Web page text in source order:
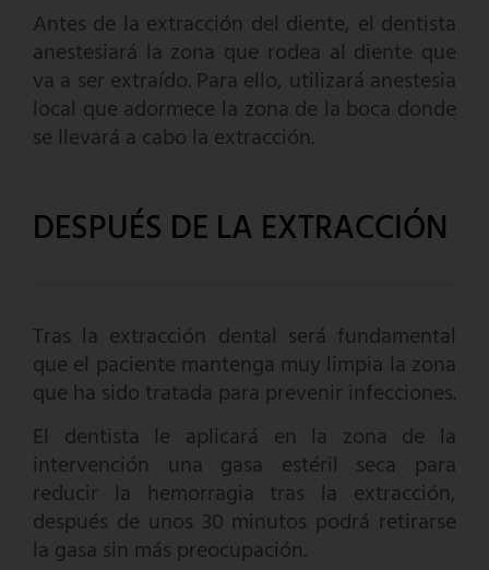
Antes de la extracción del diente, el dentista
anestesiará la zona que rodea al diente que
va a ser extraído. Para ello, utilizará anestesia
local que adormece la zona de la boca donde
se llevará a cabo la extracción.
DESPUÉS DE LA EXTRACCIÓN
Tras la extracción dental será fundamental
que el paciente mantenga muy limpia la zona
que ha sido tratada para prevenir infecciones.
El dentista le aplicará en la zona de la
intervención una gasa estéril seca para
reducir la hemorragia tras la extracción,
después de unos 30 minutos podrá retirarse
la gasa sin más preocupación.